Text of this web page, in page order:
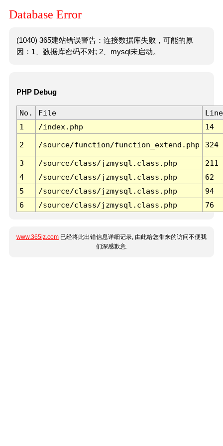
Database Error
(1040) 365建站错误警告：连接数据库失败，可能的原
因：1、数据库密码不对; 2、mysql未启动。
PHP Debug
No. File
Line
1
/index.php 14
2 /source/function/function_extend.php 324
3 /source/class/jzmysql.class.php
211
4
/source/class/jzmysql.class.php
62
5
/source/class/jzmysql.class.php
94
6
/source/class/jzmysql.class.php 76
www.365jz.com 已经将此出错信息详细记录, 由此给您带来的访问不便我
们深感歉意.